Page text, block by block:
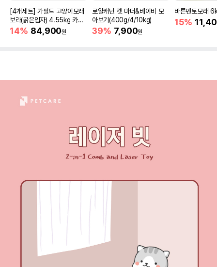
[4개세트] 가필드 고양이모래
보라(굵은입자) 4.55kg 카사
바모래
14% 84,900원
로얄캐닌 캣 마더&베이비 모
아보기(400g/4/10kg)
39% 7,900원
바른벤토모래
15%